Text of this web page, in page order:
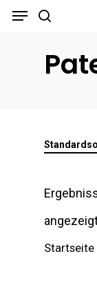
SkipMenu
Startseite